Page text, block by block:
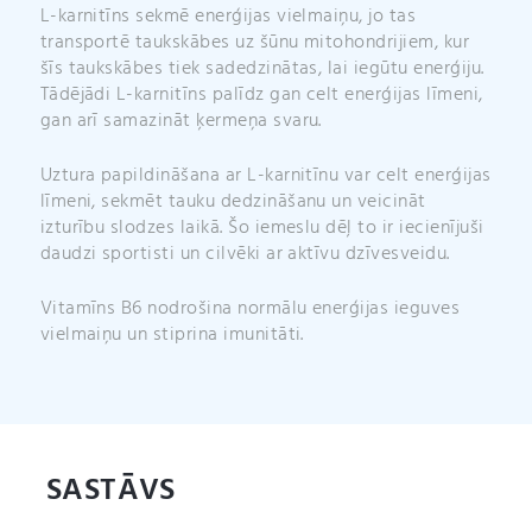
L-karnitīns sekmē enerģijas vielmaiņu, jo tas
transportē taukskābes uz šūnu mitohondrijiem, kur
šīs taukskābes tiek sadedzinātas, lai iegūtu enerģiju.
Tādējādi L-karnitīns palīdz gan celt enerģijas līmeni,
gan arī samazināt ķermeņa svaru.
Uztura papildināšana ar L-karnitīnu var celt enerģijas
līmeni, sekmēt tauku dedzināšanu un veicināt
izturību slodzes laikā. Šo iemeslu dēļ to ir iecienījuši
daudzi sportisti un cilvēki ar aktīvu dzīvesveidu.
Vitamīns B6 nodrošina normālu enerģijas ieguves
vielmaiņu un stiprina imunitāti.
SASTĀVS